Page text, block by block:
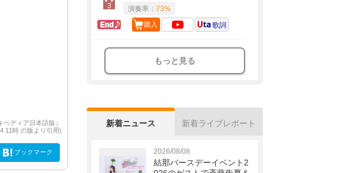
ディア日本語版』
11時 の版より引用)
ブックマーク
3 演奏率： 73%
ラスト定番
購入 歌詞
もっと見る
新着ニュース 新着ライブレポート
2026/08/08
結那バースデーイベント2